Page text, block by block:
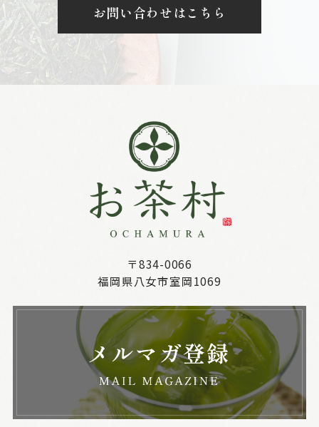
お問い合わせはこちら
〒834-0066
福岡県八女市室岡1069